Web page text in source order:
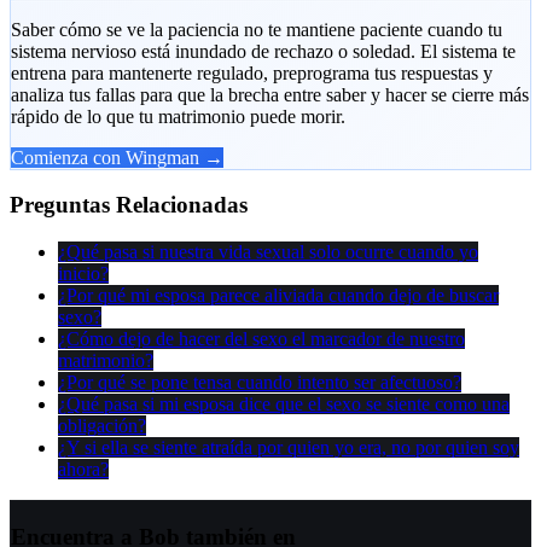
Saber cómo se ve la paciencia no te mantiene paciente cuando tu
sistema nervioso está inundado de rechazo o soledad. El sistema te
entrena para mantenerte regulado, preprograma tus respuestas y
analiza tus fallas para que la brecha entre saber y hacer se cierre más
rápido de lo que tu matrimonio puede morir.
Comienza con Wingman →
Preguntas Relacionadas
¿Qué pasa si nuestra vida sexual solo ocurre cuando yo
inicio?
¿Por qué mi esposa parece aliviada cuando dejo de buscar
sexo?
¿Cómo dejo de hacer del sexo el marcador de nuestro
matrimonio?
¿Por qué se pone tensa cuando intento ser afectuoso?
¿Qué pasa si mi esposa dice que el sexo se siente como una
obligación?
¿Y si ella se siente atraída por quien yo era, no por quien soy
ahora?